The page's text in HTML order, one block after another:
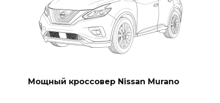
Мощный кроссовер Nissan Murano